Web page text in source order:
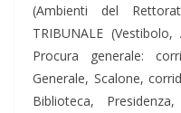
(Ambienti del
TRIBUNALE
Procura generale:
Generale, Scalone,
Biblioteca,